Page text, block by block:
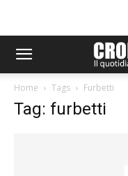
Home Tags Furbetti
Tag: furbetti